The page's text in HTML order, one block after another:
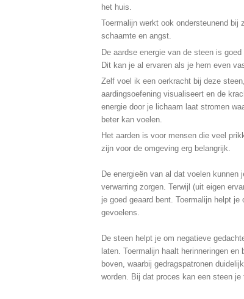
het huis.
Toermalijn werkt ook ondersteunend bij
schaamte en angst.
De aardse energie van de steen is goed
Dit kan je al ervaren als je hem even
Zelf voel ik een oerkracht bij deze
aardingsoefening visualiseert en de
energie door je lichaam laat stromen
beter kan voelen.
Het aarden is voor mensen die veel
zijn voor de omgeving erg belangrijk.
De energieën van al dat voelen kunnen
verwarring zorgen. Terwijl (uit eigen
je goed geaard bent. Toermalijn helpt
gevoelens.
De steen helpt je om negatieve
laten. Toermalijn haalt herinneringen
boven, waarbij gedragspatronen
worden. Bij dat proces kan een steen